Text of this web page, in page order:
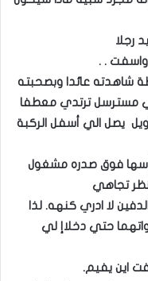
رجلا
. .
شاهدته عائدا وبصحبته
مسترسل ترتدي معطفا
يصل الي أسفل الركبة
فوق صدره مشغول
تجاهي
لا ادري كنهه. لذا
حتي دخلاإ لي
اين يفيم.